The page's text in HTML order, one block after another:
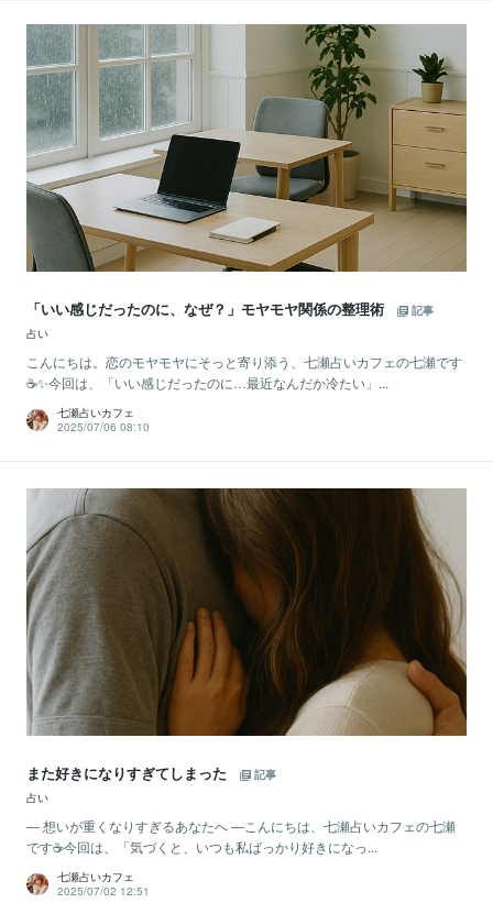
「いい感じだったのに、なぜ？」モヤモヤ関係の整理術
記事
占い
こんにちは。恋のモヤモヤにそっと寄り添う、七瀬占いカフェの七瀬です
☕✨今回は、「いい感じだったのに…最近なんだか冷たい」...
七瀬占いカフェ
2025/07/06 08:10
また好きになりすぎてしまった
記事
占い
― 想いが重くなりすぎるあなたへ ―こんにちは、七瀬占いカフェの七瀬
です☕今回は、「気づくと、いつも私ばっかり好きになっ...
七瀬占いカフェ
2025/07/02 12:51